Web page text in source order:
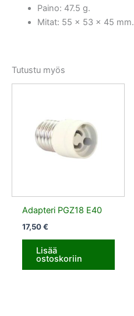
Paino: 47.5 g.
Mitat: 55 x 53 x 45 mm.
Tutustu myös
Adapteri PGZ18 E40
17,50€
Lisää
ostoskoriin